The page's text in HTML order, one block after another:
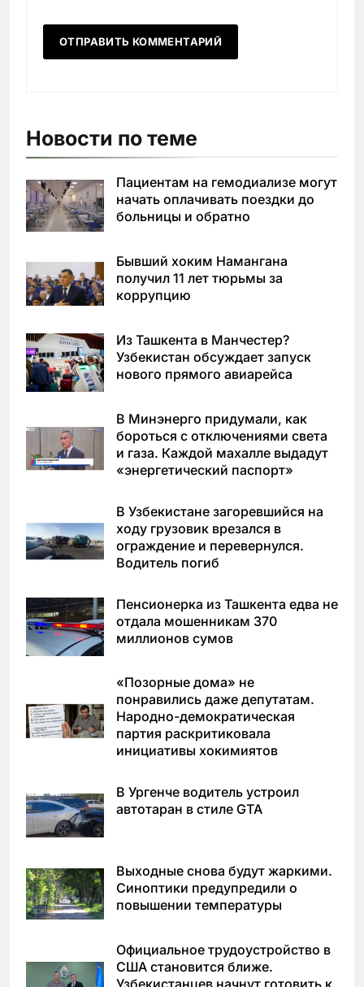
Новости по теме
Пациентам на гемодиализе могут
начать оплачивать поездки до
больницы и обратно
Бывший хоким Намангана
получил 11 лет тюрьмы за
коррупцию
Из Ташкента в Манчестер?
Узбекистан обсуждает запуск
нового прямого авиарейса
В Минэнерго придумали, как
бороться с отключениями света
и газа. Каждой махалле выдадут
«энергетический паспорт»
В Узбекистане загоревшийся на
ходу грузовик врезался в
ограждение и перевернулся.
Водитель погиб
Пенсионерка из Ташкента едва не
отдала мошенникам 370
миллионов сумов
«Позорные дома» не
понравились даже депутатам.
Народно-демократическая
партия раскритиковала
инициативы хокимиятов
В Ургенче водитель устроил
автотаран в стиле GTA
Выходные снова будут жаркими.
Синоптики предупредили о
повышении температуры
Официальное трудоустройство в
США становится ближе.
Узбекистанцев начнут готовить к